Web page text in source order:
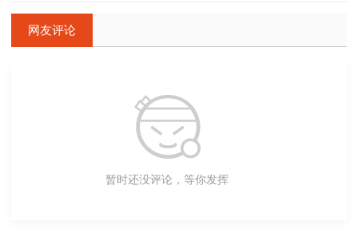
网友评论
暂时还没评论，等你发挥